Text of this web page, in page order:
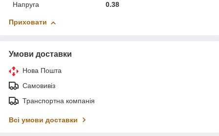
Напруга
0.38
Приховати
Умови доставки
Нова Пошта
Самовивіз
Транспортна компанія
Всі умови доставки